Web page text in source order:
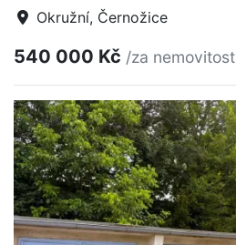
Okružní, Černožice
540 000 Kč /za nemovitost